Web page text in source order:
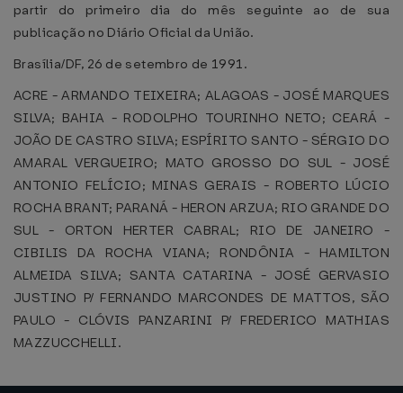
partir do primeiro dia do mês seguinte ao de sua
publicação no Diário Oficial da União.
Brasília/DF, 26 de setembro de 1991.
ACRE - ARMANDO TEIXEIRA; ALAGOAS - JOSÉ MARQUES
SILVA; BAHIA - RODOLPHO TOURINHO NETO; CEARÁ -
JOÃO DE CASTRO SILVA; ESPÍRITO SANTO - SÉRGIO DO
AMARAL VERGUEIRO; MATO GROSSO DO SUL - JOSÉ
ANTONIO FELÍCIO; MINAS GERAIS - ROBERTO LÚCIO
ROCHA BRANT; PARANÁ - HERON ARZUA; RIO GRANDE DO
SUL - ORTON HERTER CABRAL; RIO DE JANEIRO -
CIBILIS DA ROCHA VIANA; RONDÔNIA - HAMILTON
ALMEIDA SILVA; SANTA CATARINA - JOSÉ GERVASIO
JUSTINO P/ FERNANDO MARCONDES DE MATTOS, SÃO
PAULO - CLÓVIS PANZARINI P/ FREDERICO MATHIAS
MAZZUCCHELLI.